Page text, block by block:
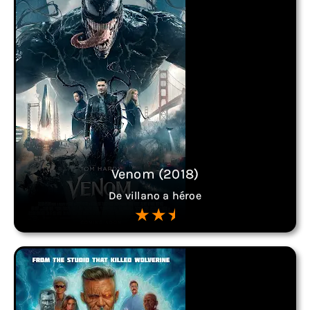
Venom (2018)
De villano a héroe